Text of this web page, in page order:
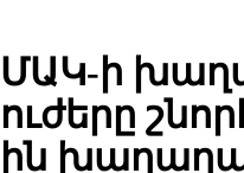
ՄԱԿ-ի
ուժերը
ին